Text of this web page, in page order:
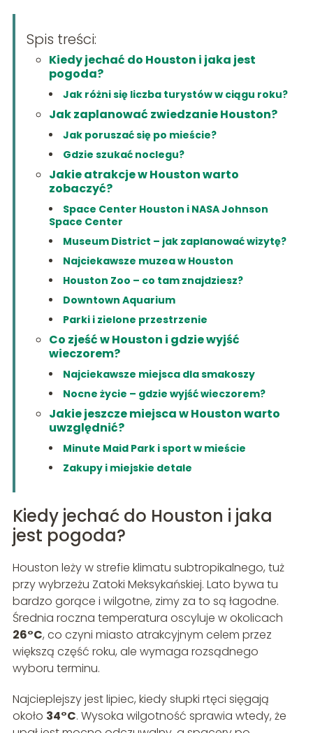
Spis treści:
Kiedy jechać do Houston i jaka jest
pogoda?
Jak różni się liczba turystów w ciągu roku?
Jak zaplanować zwiedzanie Houston?
Jak poruszać się po mieście?
Gdzie szukać noclegu?
Jakie atrakcje w Houston warto
zobaczyć?
Space Center Houston i NASA Johnson
Space Center
Museum District – jak zaplanować wizytę?
Najciekawsze muzea w Houston
Houston Zoo – co tam znajdziesz?
Downtown Aquarium
Parki i zielone przestrzenie
Co zjeść w Houston i gdzie wyjść
wieczorem?
Najciekawsze miejsca dla smakoszy
Nocne życie – gdzie wyjść wieczorem?
Jakie jeszcze miejsca w Houston warto
uwzględnić?
Minute Maid Park i sport w mieście
Zakupy i miejskie detale
Kiedy jechać do Houston i jaka
jest pogoda?
Houston leży w strefie klimatu subtropikalnego, tuż
przy wybrzeżu Zatoki Meksykańskiej. Lato bywa tu
bardzo gorące i wilgotne, zimy za to są łagodne.
Średnia roczna temperatura oscyluje w okolicach
26°C, co czyni miasto atrakcyjnym celem przez
większą część roku, ale wymaga rozsądnego
wyboru terminu.
Najcieplejszy jest lipiec, kiedy słupki rtęci sięgają
około 34°C. Wysoka wilgotność sprawia wtedy, że